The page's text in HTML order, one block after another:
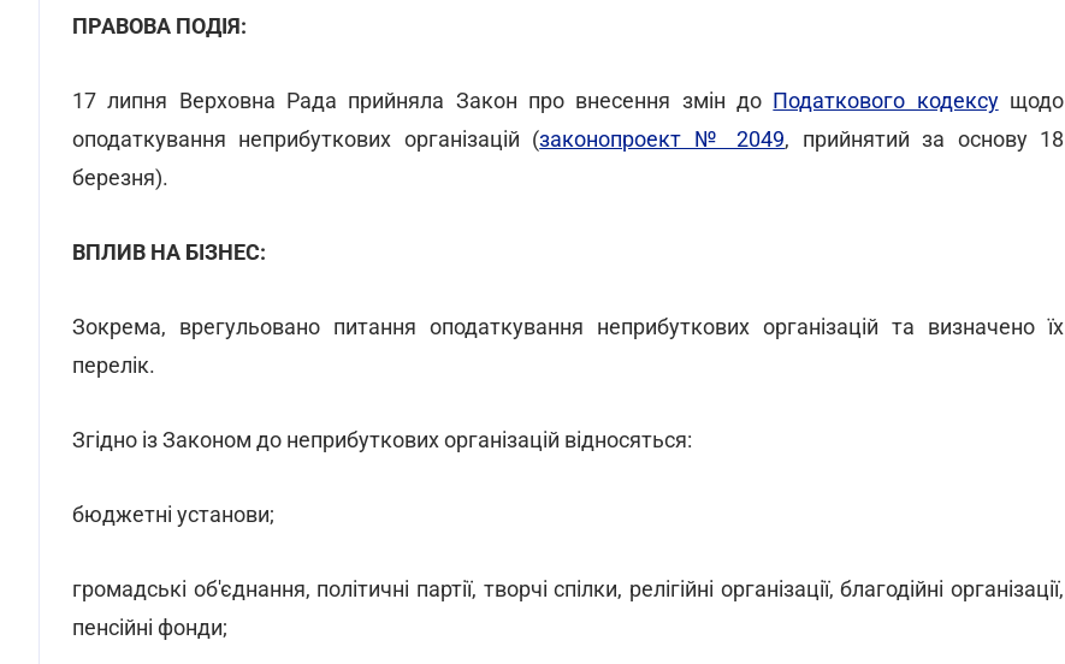
ПРАВОВА ПОДІЯ:
17 липня Верховна Рада прийняла Закон про внесення змін до Податкового кодексущодо
оподаткування неприбуткових організацій (законопроект № 2049, прийнятий за основу 18
березня).
ВПЛИВ НА БІЗНЕС:
Зокрема, врегульовано питання оподаткування неприбуткових організацій та визначено їх
перелік.
Згідно із Законом до неприбуткових організацій відносяться:
бюджетні установи;
громадські об'єднання, політичні партії, творчі спілки, релігійні організації, благодійні організації,
пенсійні фонди;